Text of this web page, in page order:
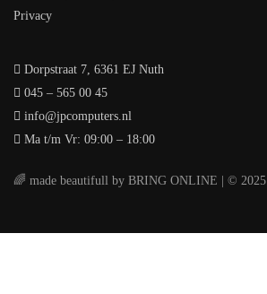
Privacy
Dorpstraat 7, 6361 EJ Nuth
045 – 565 00 45
info@jpcomputers.nl
Ma t/m Vr: 09:00 – 18:00
🌈 made beautifull by BRING ONLINE | © 2025